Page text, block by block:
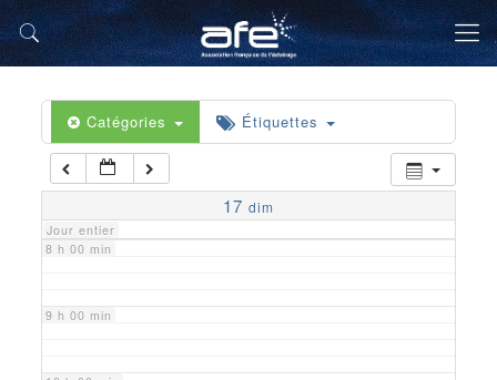
Catégories Étiquettes
17 dim
Jour entier
5 h 00 min
6 h 00 min
7 h 00 min
8 h 00 min
9 h 00 min